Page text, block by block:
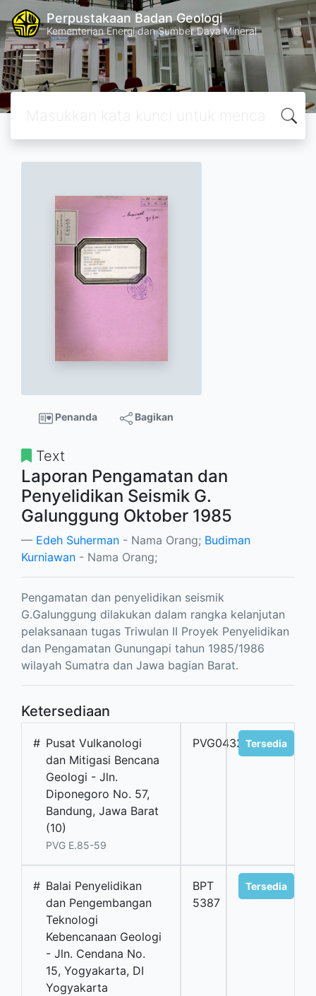
Perpustakaan Badan Geologi
Kementerian Energi dan Sumber Daya Mineral
Penanda Bagikan
Text
Laporan Pengamatan dan
Penyelidikan Seismik G.
Galunggung Oktober 1985
Edeh Suherman - Nama Orang; Budiman
Kurniawan - Nama Orang;
Pengamatan dan penyelidikan seismik
G.Galunggung dilakukan dalam rangka kelanjutan
pelaksanaan tugas Triwulan II Proyek Penyelidikan
dan Pengamatan Gunungapi tahun 1985/1986
wilayah Sumatra dan Jawa bagian Barat.
Ketersediaan
# Pusat Vulkanologi
dan Mitigasi Bencana
Geologi - Jln.
Diponegoro No. 57,
Bandung, Jawa Barat
(10)
PVG E.85-59
PVG04326Tersedia
# Balai Penyelidikan
dan Pengembangan
Teknologi
Kebencanaan Geologi
- Jln. Cendana No.
15, Yogyakarta, DI
Yogyakarta
BPT
5387
Tersedia